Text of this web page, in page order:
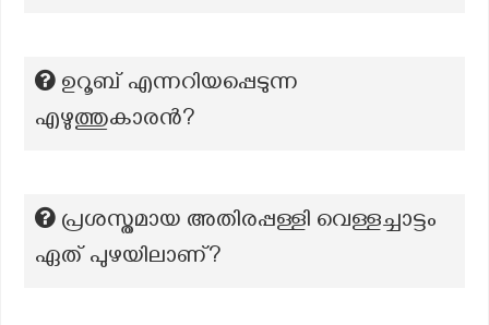
ഉറൂബ് എന്നറിയപ്പെടുന്ന
എഴുത്തുകാരന്‍?
പ്രശസ്തമായ അതിരപ്പള്ളി വെള്ളച്ചാട്ടം
ഏത് പുഴയിലാണ്?